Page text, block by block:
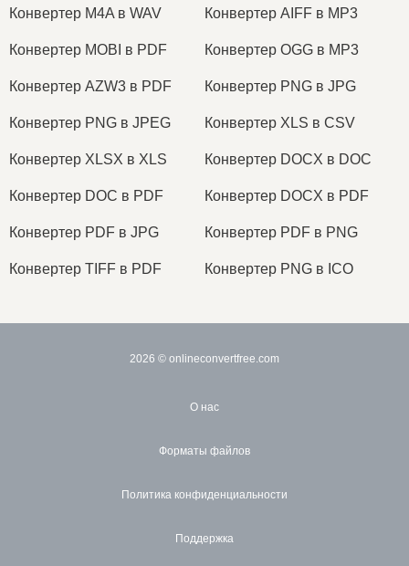
Конвертер M4A в WAV Конвертер AIFF в MP3
Конвертер MOBI в PDF Конвертер OGG в MP3
Конвертер AZW3 в PDF Конвертер PNG в JPG
Конвертер PNG в JPEG Конвертер XLS в CSV
Конвертер XLSX в XLS Конвертер DOCX в DOC
Конвертер DOC в PDF Конвертер DOCX в PDF
Конвертер PDF в JPG Конвертер PDF в PNG
Конвертер TIFF в PDF Конвертер PNG в ICO
2026 © onlineconvertfree.com
О нас
Форматы файлов
Политика конфиденциальности
Поддержка